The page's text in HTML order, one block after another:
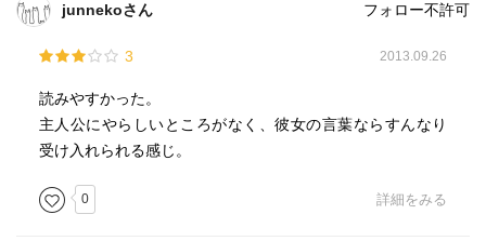
junnekoさん フォロー不許可
3 2013.09.26
読みやすかった。
主人公にやらしいところがなく、彼女の言葉ならすんなり
受け入れられる感じ。
0 詳細をみる